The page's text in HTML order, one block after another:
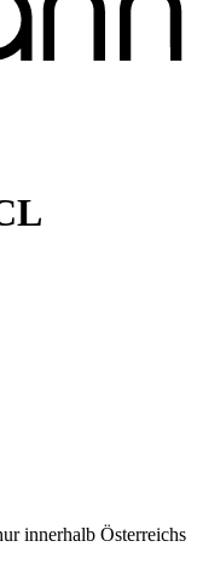
innerhalb Österreichs